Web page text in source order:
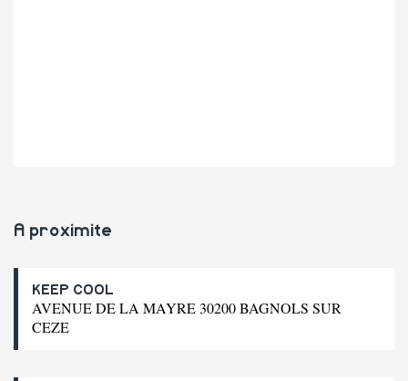
A proximite
KEEP COOL
AVENUE DE LA MAYRE 30200 BAGNOLS SUR
CEZE